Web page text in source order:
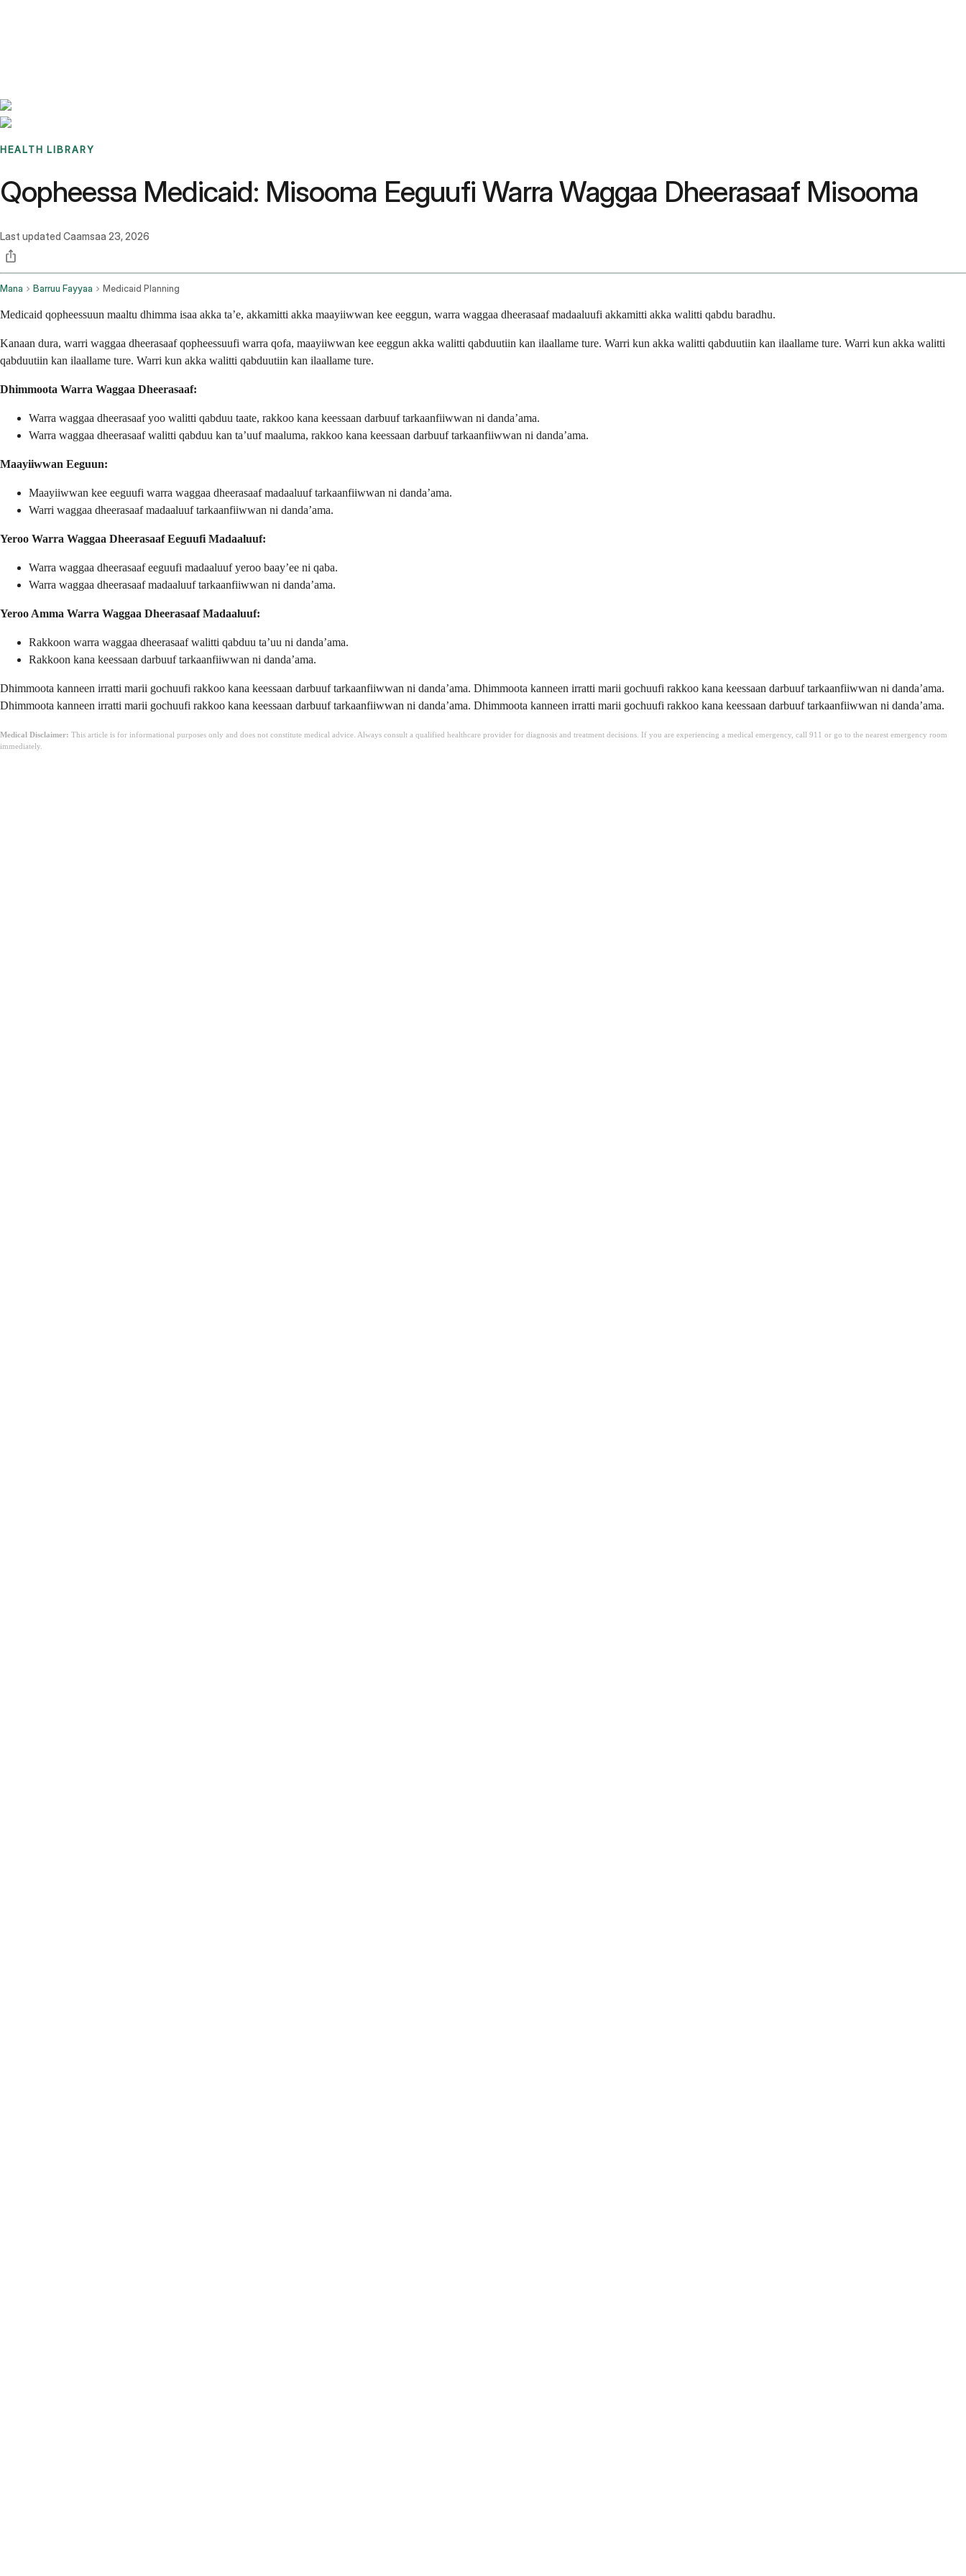
HEALTH LIBRARY
Qopheessa Medicaid: Misooma Eeguufi Warra Waggaa Dheerasaaf Misooma
Last updated Caamsaa 23, 2026
Mana Barruu Fayyaa Medicaid Planning
Medicaid qopheessuun maaltu dhimma isaa akka ta’e, akkamitti akka maayiiwwan kee eeggun, warra waggaa dheerasaaf madaaluufi akkamitti akka walitti qabdu baradhu.
Kanaan dura, warri waggaa dheerasaaf qopheessuufi warra qofa, maayiiwwan kee eeggun akka walitti qabduutiin kan ilaallame ture. Warri kun akka walitti qabduutiin kan ilaallame ture. Warri kun akka walitti
qabduutiin kan ilaallame ture. Warri kun akka walitti qabduutiin kan ilaallame ture.
Dhimmoota Warra Waggaa Dheerasaaf:
Warra waggaa dheerasaaf yoo walitti qabduu taate, rakkoo kana keessaan darbuuf tarkaanfiiwwan ni danda’ama.
Warra waggaa dheerasaaf walitti qabduu kan ta’uuf maaluma, rakkoo kana keessaan darbuuf tarkaanfiiwwan ni danda’ama.
Maayiiwwan Eeguun:
Maayiiwwan kee eeguufi warra waggaa dheerasaaf madaaluuf tarkaanfiiwwan ni danda’ama.
Warri waggaa dheerasaaf madaaluuf tarkaanfiiwwan ni danda’ama.
Yeroo Warra Waggaa Dheerasaaf Eeguufi Madaaluuf:
Warra waggaa dheerasaaf eeguufi madaaluuf yeroo baay’ee ni qaba.
Warra waggaa dheerasaaf madaaluuf tarkaanfiiwwan ni danda’ama.
Yeroo Amma Warra Waggaa Dheerasaaf Madaaluuf:
Rakkoon warra waggaa dheerasaaf walitti qabduu ta’uu ni danda’ama.
Rakkoon kana keessaan darbuuf tarkaanfiiwwan ni danda’ama.
Dhimmoota kanneen irratti marii gochuufi rakkoo kana keessaan darbuuf tarkaanfiiwwan ni danda’ama. Dhimmoota kanneen irratti marii gochuufi rakkoo kana keessaan darbuuf tarkaanfiiwwan ni danda’ama.
Dhimmoota kanneen irratti marii gochuufi rakkoo kana keessaan darbuuf tarkaanfiiwwan ni danda’ama. Dhimmoota kanneen irratti marii gochuufi rakkoo kana keessaan darbuuf tarkaanfiiwwan ni danda’ama.
Medical Disclaimer: This article is for informational purposes only and does not constitute medical advice. Always consult a qualified healthcare provider for diagnosis and treatment decisions. If you are experiencing a medical emergency, call 911 or go to the nearest emergency room
immediately.